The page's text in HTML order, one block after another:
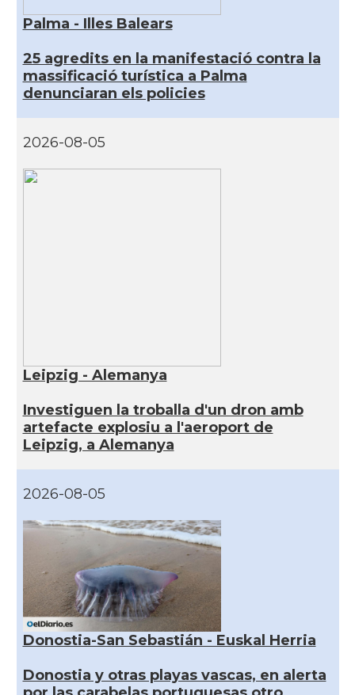
Palma - Illes Balears
25 agredits en la manifestació contra la
massificació turística a Palma
denunciaran els policies
2026-08-05
Leipzig - Alemanya
Investiguen la troballa d'un dron amb
artefacte explosiu a l'aeroport de
Leipzig, a Alemanya
2026-08-05
Donostia-San Sebastián - Euskal Herria
Donostia y otras playas vascas, en alerta